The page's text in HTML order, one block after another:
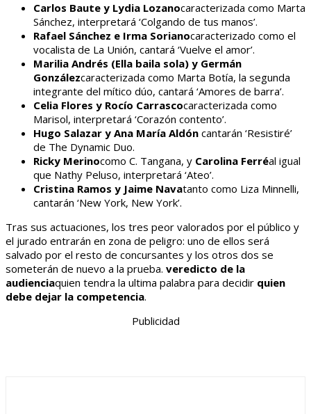
Carlos Baute y Lydia Lozanocaracterizada como Marta
Sánchez, interpretará ‘Colgando de tus manos’.
Rafael Sánchez e Irma Sorianocaracterizado como el
vocalista de La Unión, cantará ‘Vuelve el amor’.
Marilia Andrés (Ella baila sola) y Germán
Gonzálezcaracterizada como Marta Botía, la segunda
integrante del mítico dúo, cantará ‘Amores de barra’.
Celia Flores y Rocío Carrascocaracterizada como
Marisol, interpretará ‘Corazón contento’.
Hugo Salazar y Ana María Aldón cantarán ‘Resistiré’
de The Dynamic Duo.
Ricky Merinocomo C. Tangana, y Carolina Ferréal igual
que Nathy Peluso, interpretará ‘Ateo’.
Cristina Ramos y Jaime Navatanto como Liza Minnelli,
cantarán ‘New York, New York’.
Tras sus actuaciones, los tres peor valorados por el público y
el jurado entrarán en zona de peligro: uno de ellos será
salvado por el resto de concursantes y los otros dos se
someterán de nuevo a la prueba. veredicto de la
audienciaquien tendra la ultima palabra para decidir quien
debe dejar la competencia.
Publicidad